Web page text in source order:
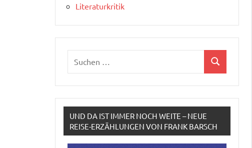
Literaturkritik
Suchen
UND DA IST IMMER NOCH WEITE – NEUE
REISE-ERZÄHLUNGEN VON FRANK BARSCH